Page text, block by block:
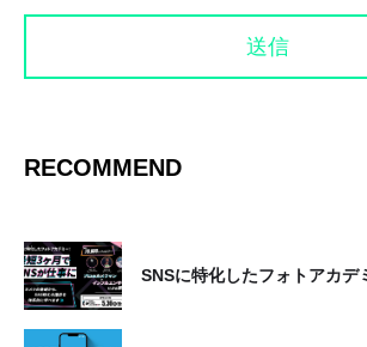
ご注文・ご意見・ご要望などの正確
ます。
当社は、「個人情報の保護に関する
し、当社または当社グループ会社が
に関するご案内・ご提案、契約の締
RECOMMEND
SNSに特化したフォトアカデ